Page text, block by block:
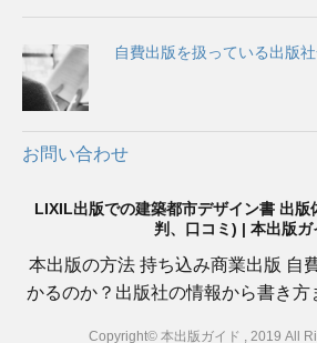
自費出版を扱っている出版
お問い合わせ
LIXIL出版での建築都市デザイン書 出
判、口コミ) | 本出版ガ
本出版の方法 持ち込み商業出版 自
かるのか？出版社の情報から書き方
Copyright© 本出版ガイド , 2019 All